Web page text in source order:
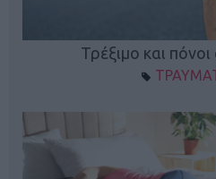
Τρέξιμο και